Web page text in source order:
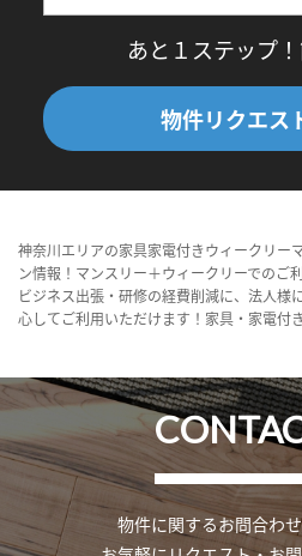
あと１ステップ
物件リクエス
神奈川エリアの家具家電付きウィークリー
ン情報！マンスリー＋ウィークリーでのご
ビジネス出張・研修の経費削減に、法人様
心してご利用いただけます！家具・家電付
物件に関するお問合わせ